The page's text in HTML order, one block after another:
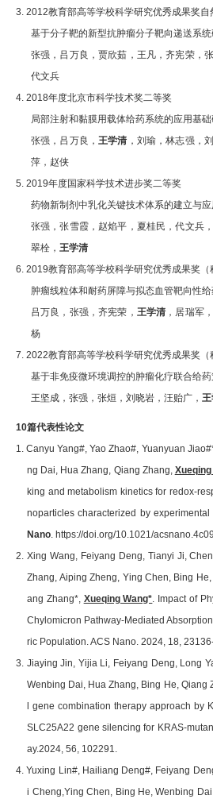
3. 2012教育部高等学校科学研究优秀成果奖自
基于分子靶的新型抗肿瘤分子靶向递送系
张强，吕万良，贾欣茹，王凡，齐宪荣，
代文兵
4. 2018年度北京市科学技术奖二等奖
局部注射和黏膜用载体给药系统的应用基
张强，吕万良，王学清 ，刘瑜，林志强，
萍，赵侠
5. 2019年度国家科学技术进步奖二等奖
药物新制剂中乳化关键技术体系的建立与应
张强，张雪霞，赵焰平，夏桂民，代文兵
翠栓， 王学清
6. 2019教育部高等学校科学研究优秀成果奖
肿瘤线粒体和耐药屏障与拟态血管靶向性
吕万良，张强，齐宪荣， 王学清 ，居瑞军
杨
7. 2022教育部高等学校科学研究优秀成果奖
基于非免疫微环境调控的肿瘤化疗联合给
王坚成，张强，张烜，刘晓岩，汪贻广，
10篇代表性论文
1. Canyu Yang#, Yao Zhao#, Yuanyuan
ng Dai, Hua Zhang, Qiang Zhang,
king and metabolism kinetics for redox-
noparticles characterized by
Nano. https://doi.org/10.1021/
2. Xing Wang, Feiyang Deng, Tianyi Ji,
Zhang, Aiping Zheng, Ying Chen, Bing
ang Zhang*, Xueqing Wang*. Impact of
Chylomicron Pathway-Mediated
ric Population.ACS Nano. 2024, 18,
3. Jiaying Jin, Yijia Li, Feiyang Deng, Long
Wenbing Dai, Hua Zhang, Bing He, Qiang
l gene combination therapy approach by
SLC25A22 gene silencing for KRAS-
ay.2024, 56, 102291.
4. Yuxing Lin#, Hailiang Deng#, Feiyang
i Cheng,Ying Chen, Bing He, Wenbing